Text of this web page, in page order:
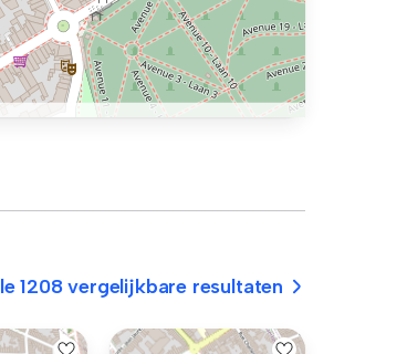
1208 vergelijkbare resultaten